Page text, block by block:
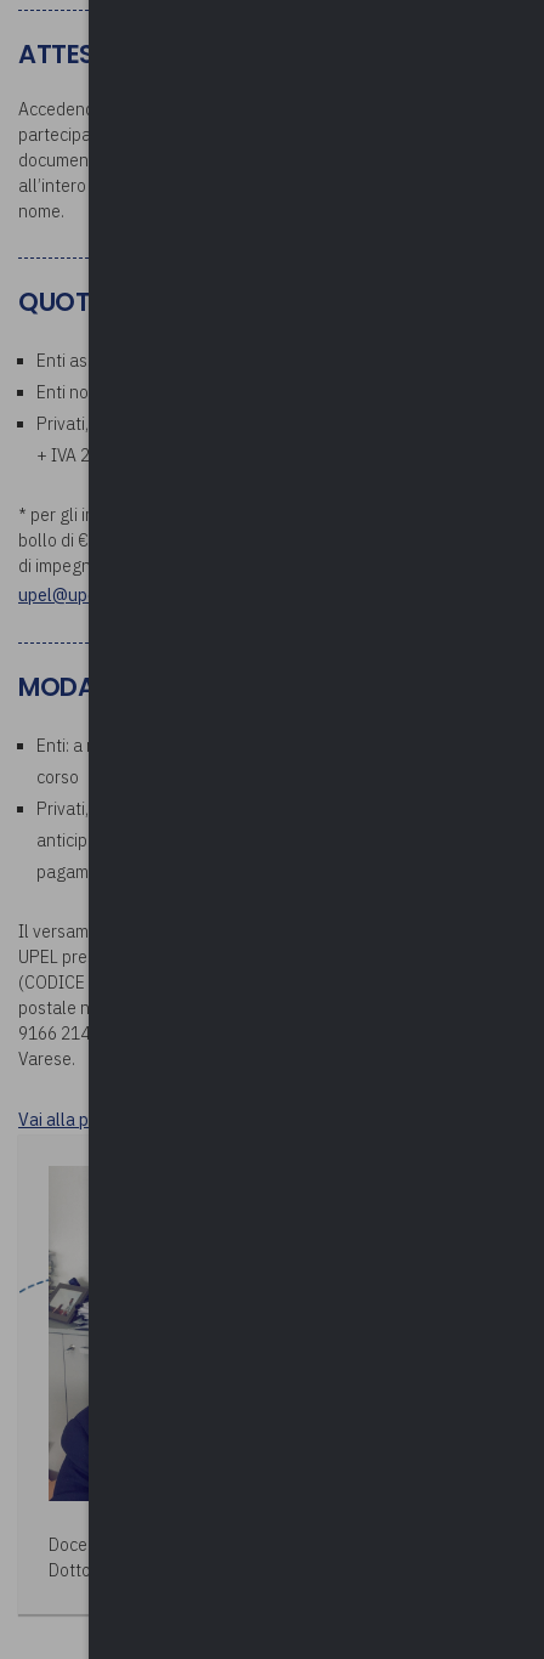
ATTESTATO E DOCUMENTAZIONE
Accedendo all’area riservata dopo la conclusione del corso, i
partecipanti potranno scaricare l’attestato di partecipazione e la
documentazione. L’attestato verrà rilasciato per la partecipazione
all’intero corso: si raccomanda la partecipazione con il proprio
nome.
QUOTE
Enti associati: Gratuito
Enti non associati: € 35,00 a persona* (esente IVA)
Privati, aziende, studi professionali: € 42,70 a persona (€ 35,00
+ IVA 22%)
* per gli importi superiori a €. 75,00 verrà addebitata la marca da
bollo di €. 2,00. Si prega di comunicare i riferimenti della determina
di impegno di spesa prima della data di inizio del corso a
upel@upel.va.it
MODALITÀ DI PAGAMENTO
Enti: a ricezione della fattura che verrà emessa al termine del
corso
Privati, aziende, studi professionali: richiesto pagamento
anticipato. In fase di iscrizione corso, allegare la ricevuta di
pagamento
Il versamento della quota potrà essere effettuato sul c/c bancario
UPEL presso BPER BANCA – Via Vittorio Veneto 2 – Varese
(CODICE IBAN: IT78G0538710804000042439240) oppure sul c/c
postale n. 19166214 (CODICE IBAN: IT63 U076 0110 8000 0001
9166 214), entrambi intestati a Upel – Via Como n. 40 – 21100
Varese.
Vai alla pagina Durc e tracciabilità
Docente:
Dottore commercialista in Ravenna, revisore legale.